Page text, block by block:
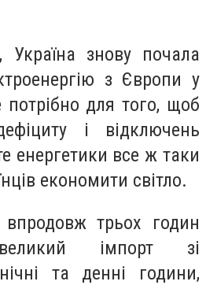
Україна знову почала
з Європи у
для того, щоб
і відключень
енергетики все ж таки
економити світло.
впродовж трьох годин
імпорт зі
та денні години,